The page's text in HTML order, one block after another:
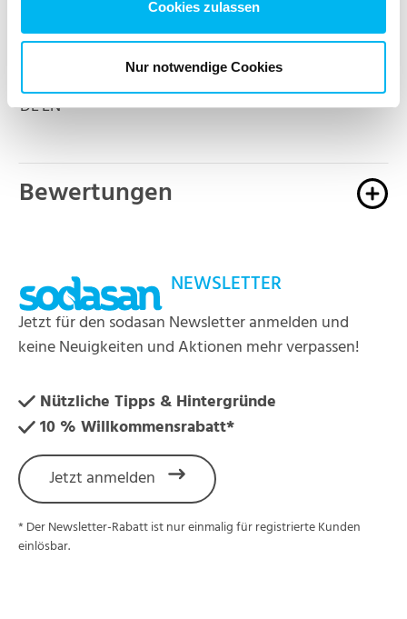
Cookies zulassen
Nur notwendige Cookies
Etikett
DEEN
Bewertungen
NEWSLETTER
Jetzt für den sodasan Newsletter anmelden und
keine Neuigkeiten und Aktionen mehr verpassen!
Nützliche Tipps & Hintergründe
10 % Willkommensrabatt*
Jetzt anmelden
* Der Newsletter-Rabatt ist nur einmalig für registrierte Kunden
einlösbar.